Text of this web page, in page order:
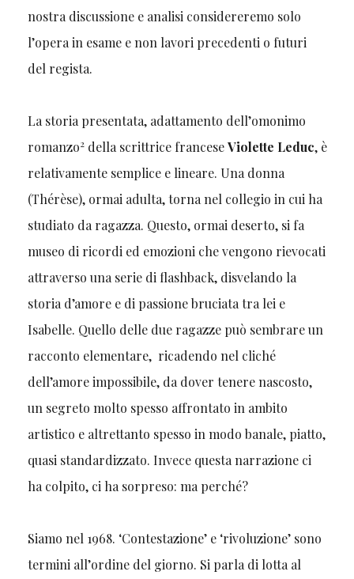
nostra discussione e analisi considereremo solo
l’opera in esame e non lavori precedenti o futuri
del regista.
La storia presentata, adattamento dell’omonimo
romanzo2della scrittrice franceseViolette Leduc, è
relativamente semplice e lineare. Una donna
(Thérèse), ormai adulta, torna nel collegio in cui ha
studiato da ragazza. Questo, ormai deserto, si fa
museo di ricordi ed emozioni che vengono rievocati
attraverso una serie di flashback, disvelando la
storia d’amore e di passione bruciata tra lei e
Isabelle. Quello delle due ragazze può sembrare un
racconto elementare, ricadendo nel cliché
dell’amore impossibile, da dover tenere nascosto,
un segreto molto spesso affrontato in ambito
artistico e altrettanto spesso in modo banale, piatto,
quasi standardizzato. Invece questa narrazione ci
ha colpito, ci ha sorpreso: ma perché?
Siamo nel 1968. ‘Contestazione’ e ‘rivoluzione’ sono
termini all’ordine del giorno. Si parla di lotta al